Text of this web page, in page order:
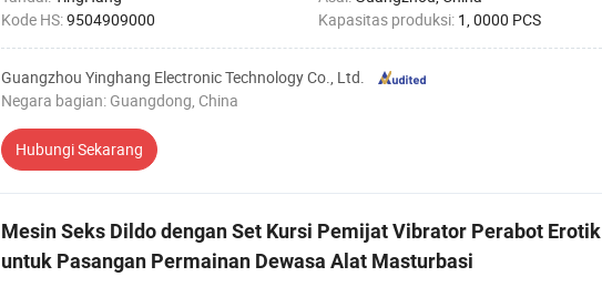
Kode HS:9504909000 Kapasitas produksi: 1, 0000 PCS
Guangzhou Yinghang Electronic Technology Co., Ltd.
Negara bagian: Guangdong, China
Hubungi Sekarang
Mesin Seks Dildo dengan Set Kursi Pemijat Vibrator Perabot Erotik
untuk Pasangan Permainan Dewasa Alat Masturbasi